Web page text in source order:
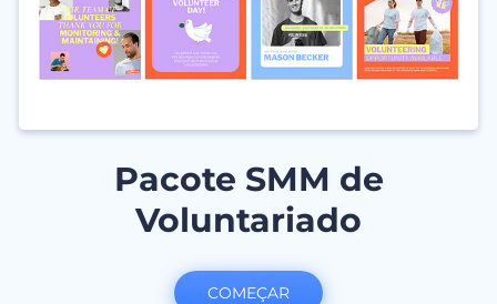
Pacote SMM de
Voluntariado
COMEÇAR